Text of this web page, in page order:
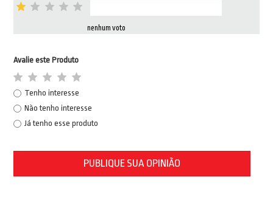
nenhum voto
Avalie este Produto
Tenho interesse
Não tenho interesse
Já tenho esse produto
PUBLIQUE SUA OPINIÃO